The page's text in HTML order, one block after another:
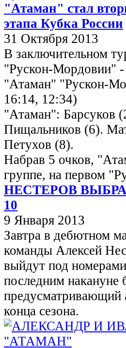
"Атаман" стал
этапа Кубка России
31 Октября 2013
В заключительном
"Рускон-Мордовии" -
"Атаман" "Рускон-
16:14, 12:34)
"Атаман": Барсуков
Пищальников (6).
Петухов (8).
Набрав 5 очков,
группе, на первом
НЕСТЕРОВ
10
9 Января 2013
Завтра в дебютном
команды Алексей
выйдут под
последним накануне
предусматривающий
конца сезона.